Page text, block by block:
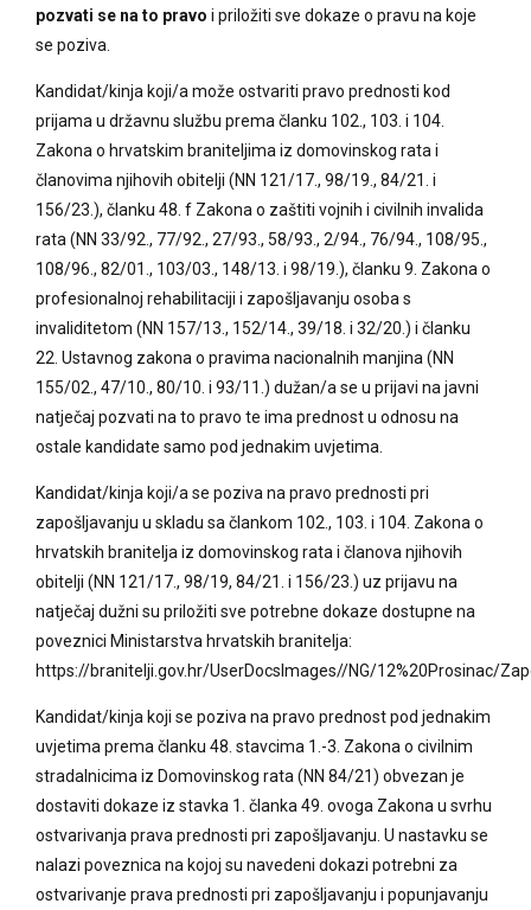
pozvati se na to pravo i priložiti sve dokaze o pravu na koje
se poziva.
Kandidat/kinja koji/a može ostvariti pravo prednosti kod
prijama u državnu službu prema članku 102., 103. i 104.
Zakona o hrvatskim braniteljima iz domovinskog rata i
članovima njihovih obitelji (NN 121/17., 98/19., 84/21. i
156/23.), članku 48. f Zakona o zaštiti vojnih i civilnih invalida
rata (NN 33/92., 77/92., 27/93., 58/93., 2/94., 76/94., 108/95.,
108/96., 82/01., 103/03., 148/13. i 98/19.), članku 9. Zakona o
profesionalnoj rehabilitaciji i zapošljavanju osoba s
invaliditetom (NN 157/13., 152/14., 39/18. i 32/20.) i članku
22. Ustavnog zakona o pravima nacionalnih manjina (NN
155/02., 47/10., 80/10. i 93/11.) dužan/a se u prijavi na javni
natječaj pozvati na to pravo te ima prednost u odnosu na
ostale kandidate samo pod jednakim uvjetima.
Kandidat/kinja koji/a se poziva na pravo prednosti pri
zapošljavanju u skladu sa člankom 102., 103. i 104. Zakona o
hrvatskih branitelja iz domovinskog rata i članova njihovih
obitelji (NN 121/17., 98/19, 84/21. i 156/23.) uz prijavu na
natječaj dužni su priložiti sve potrebne dokaze dostupne na
poveznici Ministarstva hrvatskih branitelja:
https://branitelji.gov.hr/UserDocsImages//NG/12%20Prosinac/
Kandidat/kinja koji se poziva na pravo prednost pod jednakim
uvjetima prema članku 48. stavcima 1.-3. Zakona o civilnim
stradalnicima iz Domovinskog rata (NN 84/21) obvezan je
dostaviti dokaze iz stavka 1. članka 49. ovoga Zakona u svrhu
ostvarivanja prava prednosti pri zapošljavanju. U nastavku se
nalazi poveznica na kojoj su navedeni dokazi potrebni za
ostvarivanje prava prednosti pri zapošljavanju i popunjavanju